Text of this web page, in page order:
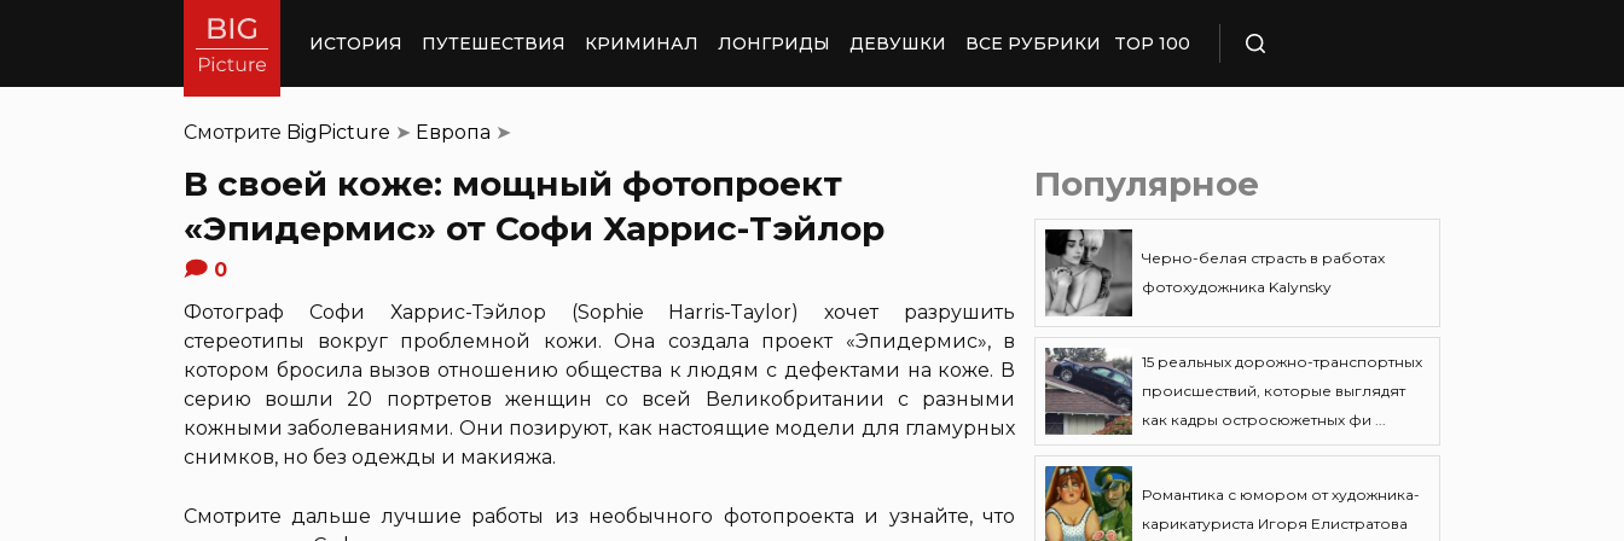
ИСТОРИЯ ПУТЕШЕСТВИЯ КРИМИНАЛ ЛОНГРИДЫ ДЕВУШКИ ВСЕ РУБРИКИ TOP 100
Смотрите BigPicture ➤ Европа ➤
В своей коже: мощный фотопроект
«Эпидермис» от Софи Харрис-Тэйлор
0
Фотограф Софи Харрис-Тэйлор (Sophie Harris-Taylor) хочет разрушить
стереотипы вокруг проблемной кожи. Она создала проект «Эпидермис», в
котором бросила вызов отношению общества к людям с дефектами на коже. В
серию вошли 20 портретов женщин со всей Великобритании с разными
кожными заболеваниями. Они позируют, как настоящие модели для гламурных
снимков, но без одежды и макияжа.
Смотрите дальше лучшие работы из необычного фотопроекта и узнайте, что
Популярное
Черно-белая страсть в работах
фотохудожника Kalynsky
15 реальных дорожно-транспортных
происшествий, которые выглядят
как кадры остросюжетных фи ...
Романтика с юмором от художника-
карикатуриста Игоря Елистратова